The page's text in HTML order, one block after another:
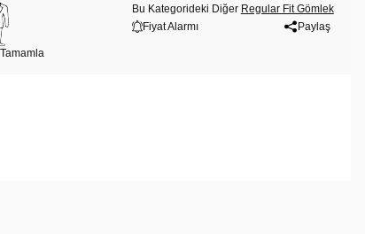
Bu Kategorideki Diğer Regular Fit Gömlek
Fiyat Alarmı
Paylaş